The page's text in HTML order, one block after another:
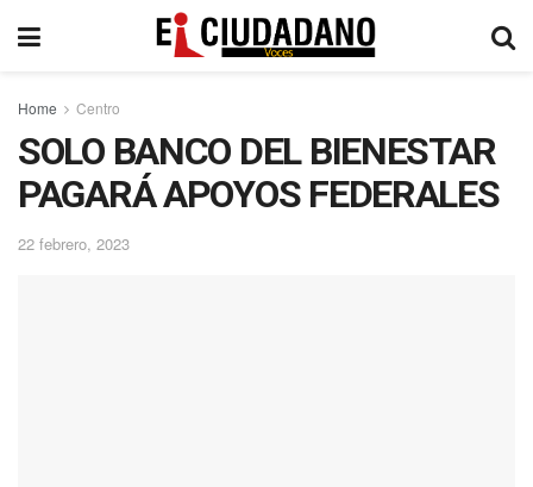
Home Centro
SOLO BANCO DEL BIENESTAR
PAGARÁ APOYOS FEDERALES
22 febrero, 2023